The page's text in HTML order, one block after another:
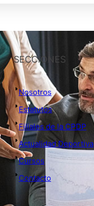
SECCIONES
Nosotros
Estatutos
Filiales de la CPDP
Actualidad Deportiva
Cursos
Contacto